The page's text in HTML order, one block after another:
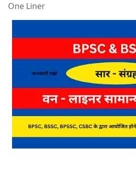
One Liner